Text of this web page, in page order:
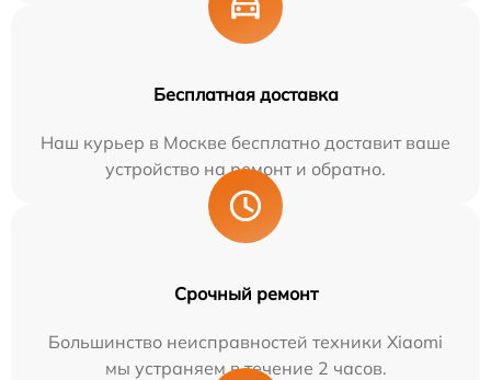
Бесплатная доставка
Наш курьер в Москве бесплатно доставит ваше
устройство на ремонт и обратно.
Срочный ремонт
Большинство неисправностей техники Xiaomi
мы устраняем в течение 2 часов.